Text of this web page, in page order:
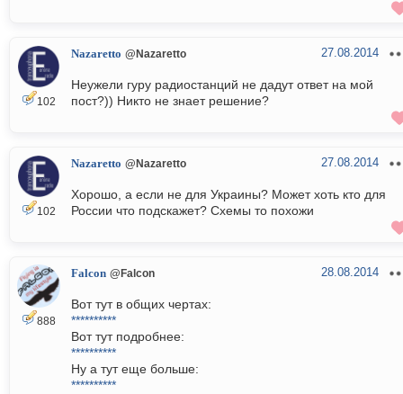
102
Nazaretto @Nazaretto 27.08.2014
Неужели гуру радиостанций не дадут ответ на мой
пост?)) Никто не знает решение?
102
Nazaretto @Nazaretto 27.08.2014
Хорошо, а если не для Украины? Может хоть кто для
России что подскажет? Схемы то похожи
888
Falcon @Falcon 28.08.2014
Вот тут в общих чертах:
**********
Вот тут подробнее:
**********
Ну а тут еще больше:
**********